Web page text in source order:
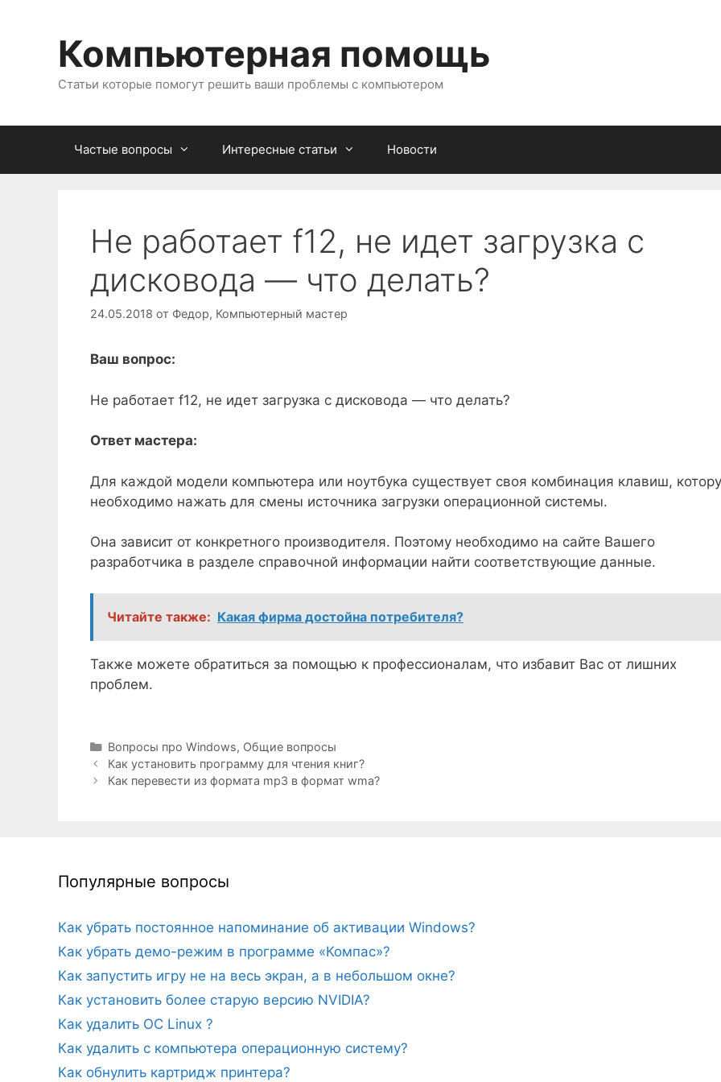
содержимомуКомпьютерная помощь
Статьи которые помогут решить ваши проблемы с компьютером
Частые вопросы Интересные статьи Новости
Не работает f12, не идет загрузка с
дисковода — что делать?
24.05.2018 от Федор, Компьютерный мастер
Ваш вопрос:
Не работает f12, не идет загрузка с дисковода — что делать?
Ответ мастера:
Для каждой модели компьютера или ноутбука существует своя комбинация клавиш,
необходимо нажать для смены источника загрузки операционной системы.
Она зависит от конкретного производителя. Поэтому необходимо на сайте Вашего
разработчика в разделе справочной информации найти соответствующие данные.
Читайте также: Какая фирма достойна потребителя?
Также можете обратиться за помощью к профессионалам, что избавит Вас от лишних
проблем.
Рубрики
Вопросы про Windows, Общие вопросы
Как установить программу для чтения книг?
Как перевести из формата mp3 в формат wma?
Популярные вопросы
Как убрать постоянное напоминание об активации Windows?
Как убрать демо-режим в программе «Компас»?
Как запустить игру не на весь экран, а в небольшом окне?
Как установить более старую версию NVIDIA?
Как удалить ОС Linux ?
Как удалить с компьютера операционную систему?
Как обнулить картридж принтера?